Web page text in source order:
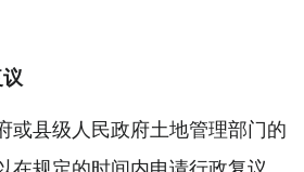
或县级人民政府土地管理部门的